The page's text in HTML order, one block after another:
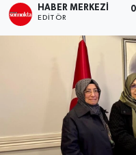
HABER MERKEZI
EDITÖR
SİYASET
Teknoloji
TRABZON